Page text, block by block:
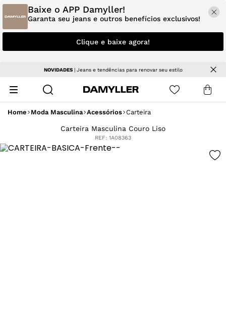
Baixe o APP Damyller!
Garanta seu jeans e outros benefícios exclusivos!
Clique e baixe agora!
Parcele em até 5x sem juros
Home Moda Masculina Acessórios Carteira
Carteira Masculina Couro Liso
REF: 1A08363